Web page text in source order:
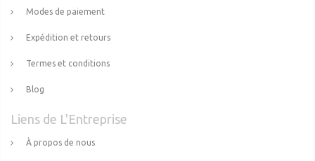
Modes de paiement
Expédition et retours
Termes et conditions
Blog
Liens de L'Entreprise
À propos de nous